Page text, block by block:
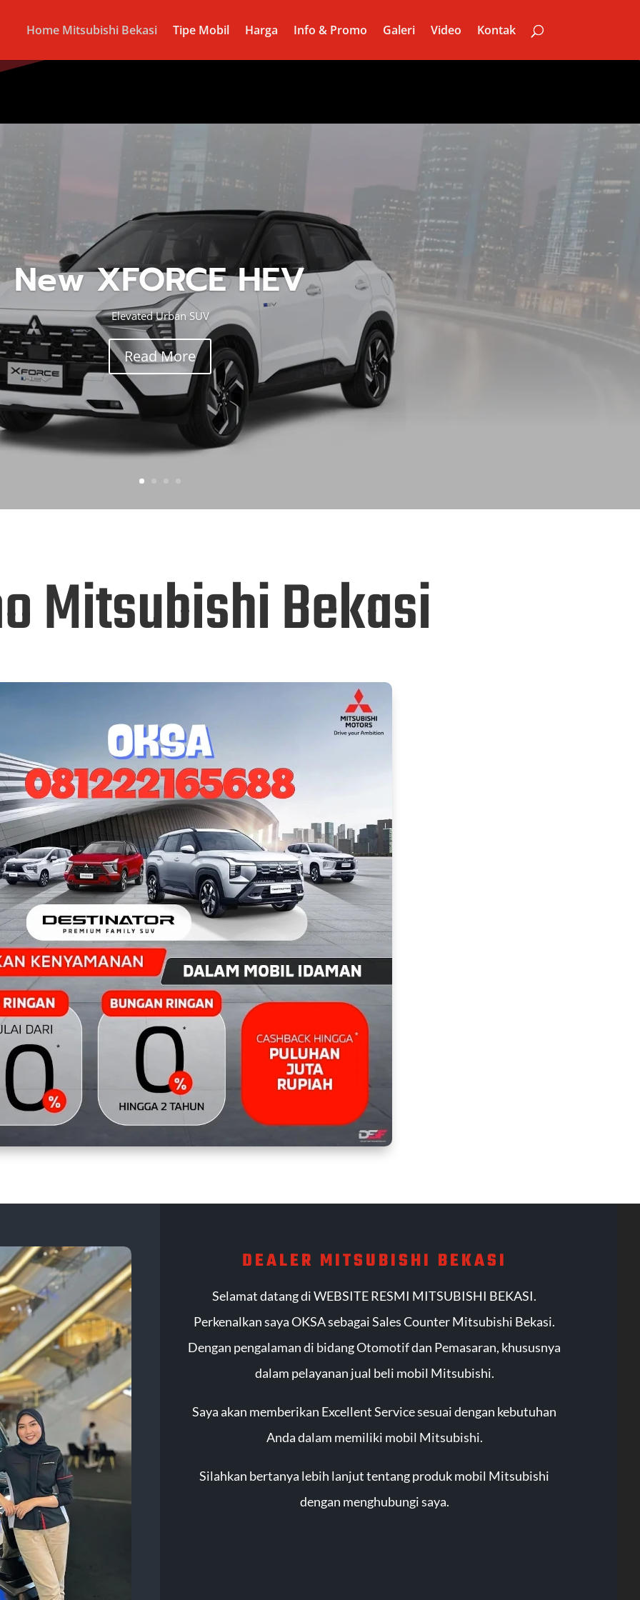
Home Mitsubishi Bekasi Tipe Mobil Harga Info & Promo Galeri Video Kontak
New XFORCE HEV
Elevated Urban SUV
Read More
Mitsubishi Bekasi
DEALER MITSUBISHI BEKASI
Selamat datang di WEBSITE RESMI MITSUBISHI BEKASI.
Perkenalkan saya OKSA sebagai Sales Counter Mitsubishi Bekasi.
Dengan pengalaman di bidang Otomotif dan Pemasaran, khususnya
dalam pelayanan jual beli mobil Mitsubishi.
Saya akan memberikan Excellent Service sesuai dengan kebutuhan
Anda dalam memiliki mobil Mitsubishi.
Silahkan bertanya lebih lanjut tentang produk mobil Mitsubishi
dengan menghubungi saya.